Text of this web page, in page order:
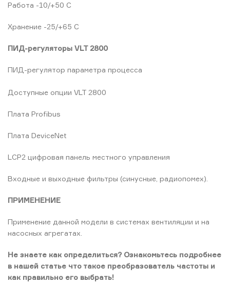
Работа -10/+50 С
Хранение -25/+65 С
ПИД-регуляторы VLT 2800
ПИД-регулятор параметра процесса
Доступные опции VLT 2800
Плата Profibus
Плата DeviceNet
LCP2 цифровая панель местного управления
Входные и выходные фильтры (синусные, радиопомех).
ПРИМЕНЕНИЕ
Применение данной модели в системах вентиляции и на
насосных агрегатах.
Не знаете как определиться? Ознакомьтесь подробнее
в нашей статье что такое преобразователь частоты и
как правильно его выбрать!